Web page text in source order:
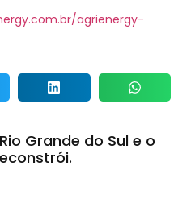
agrienergy-
Grande do Sul e o